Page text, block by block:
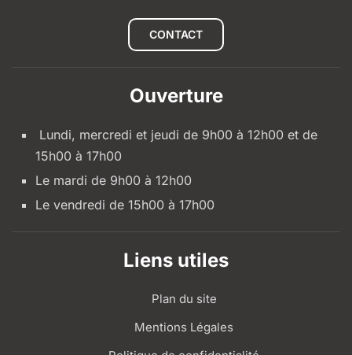
CONTACT
Ouverture
Lundi, mercredi et jeudi de 9h00 à 12h00 et de
15h00 à 17h00
Le mardi de 9h00 à 12h00
Le vendredi de 15h00 à 17h00
Liens utiles
Plan du site
Mentions Légales